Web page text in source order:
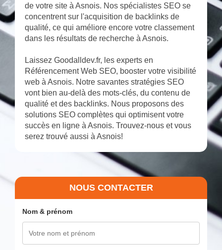
de votre site à Asnois. Nos spécialistes SEO se
concentrent sur l'acquisition de backlinks de
qualité, ce qui améliore encore votre classement
dans les résultats de recherche à Asnois.
Laissez Goodalldev.fr, les experts en
Référencement Web SEO, booster votre visibilité
web à Asnois. Notre savantes stratégies SEO
vont bien au-delà des mots-clés, du contenu de
qualité et des backlinks. Nous proposons des
solutions SEO complètes qui optimisent votre
succès en ligne à Asnois. Trouvez-nous et vous
serez trouvé aussi à Asnois!
NOUS CONTACTER
Nom & prénom